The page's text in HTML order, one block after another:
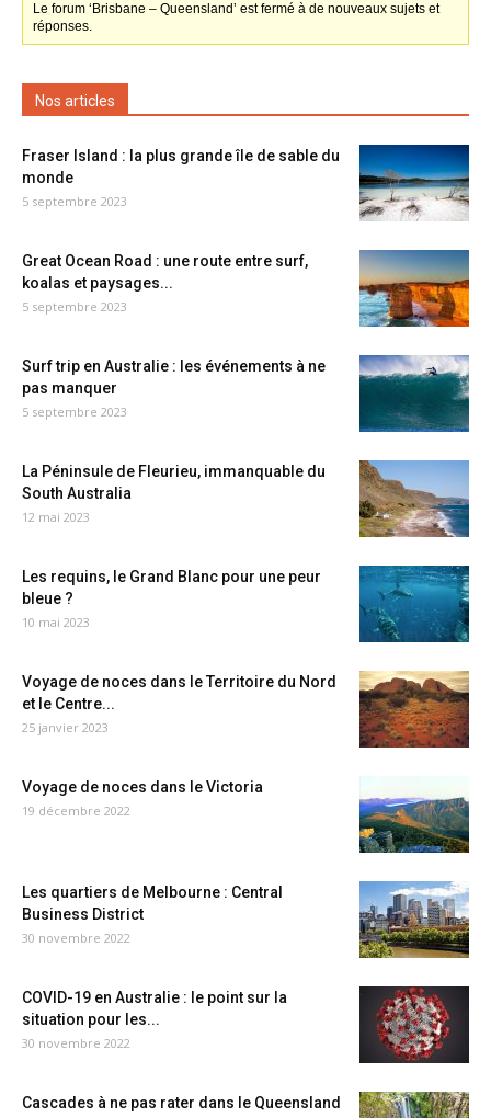
Le forum ‘Brisbane – Queensland’ est fermé à de nouveaux sujets et
réponses.
Nos articles
Fraser Island : la plus grande île de sable du
monde
5 septembre 2023
Great Ocean Road : une route entre surf,
koalas et paysages...
5 septembre 2023
Surf trip en Australie : les événements à ne
pas manquer
5 septembre 2023
La Péninsule de Fleurieu, immanquable du
South Australia
12 mai 2023
Les requins, le Grand Blanc pour une peur
bleue ?
10 mai 2023
Voyage de noces dans le Territoire du Nord
et le Centre...
25 janvier 2023
Voyage de noces dans le Victoria
19 décembre 2022
Les quartiers de Melbourne : Central
Business District
30 novembre 2022
COVID-19 en Australie : le point sur la
situation pour les...
30 novembre 2022
Cascades à ne pas rater dans le Queensland